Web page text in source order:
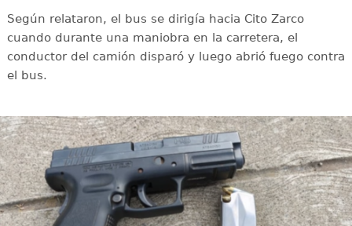
Según relataron, el bus se dirigía hacia Cito Zarco
cuando durante una maniobra en la carretera, el
conductor del camión disparó y luego abrió fuego contra
el bus.